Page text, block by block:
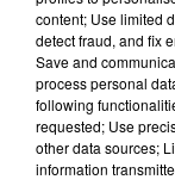
content; Use limited
detect fraud, and fix
Save and
process personal
following
requested; Use
other data sources;
information